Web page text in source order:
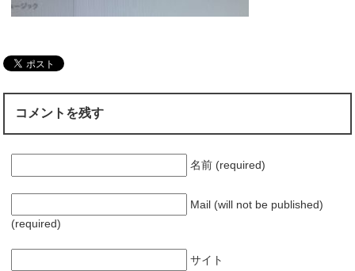
コメントを残す
名前 (required)
Mail (will not be published)
(required)
サイト